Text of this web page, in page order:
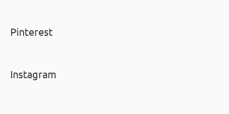
Pinterest
Instagram